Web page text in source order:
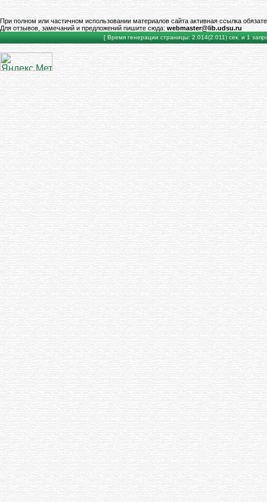
При полном или частичном использовании материалов сайта активная ссылка
Для отзывов, замечаний и предложений пишите сюда: webmaster@lib.udsu.ru
[ Время генерации страницы: 2.014(2.011) сек. и 1